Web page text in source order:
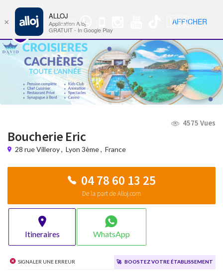
Groupe
WhatsApp
🇺🇸 Nav
4575 Vues
Boucherie Eric
28 rue Villeroy, Lyon 3ème, France
04 78 60 13 25
De la part de Alloj.com
Itineraires WhatsApp
Signaler une erreur 🚀 Boostez votre établissement
×
ALLOJ
Application Alloj
GRATUIT - In Google Play
AFFICHER